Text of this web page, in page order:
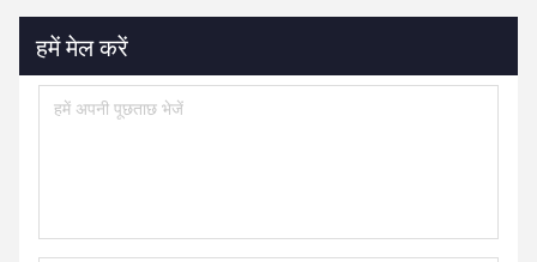
हमें मेल करें